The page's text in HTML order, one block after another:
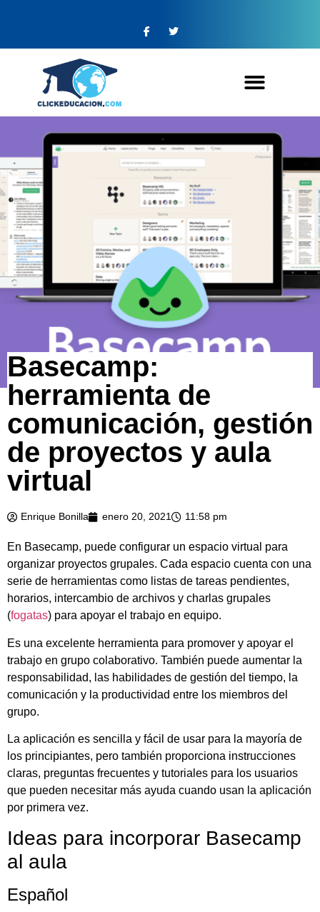
Basecamp:
herramienta de
comunicación, gestión
de proyectos y aula
virtual
Enrique Bonilla enero 20, 2021 11:58 pm
En Basecamp, puede configurar un espacio virtual para
organizar proyectos grupales. Cada espacio cuenta con una
serie de herramientas como listas de tareas pendientes,
horarios, intercambio de archivos y charlas grupales
(fogatas) para apoyar el trabajo en equipo.
Es una excelente herramienta para promover y apoyar el
trabajo en grupo colaborativo. También puede aumentar la
responsabilidad, las habilidades de gestión del tiempo, la
comunicación y la productividad entre los miembros del
grupo.
La aplicación es sencilla y fácil de usar para la mayoría de
los principiantes, pero también proporciona instrucciones
claras, preguntas frecuentes y tutoriales para los usuarios
que pueden necesitar más ayuda cuando usan la aplicación
por primera vez.
Ideas para incorporar Basecamp
al aula
Español